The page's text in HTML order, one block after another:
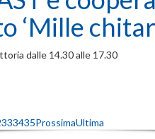
‘Mille
dalle 14.30 alle 17.30
333435ProssimaUltima